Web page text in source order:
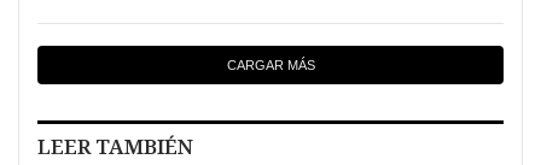
CARGAR MÁS
LEER TAMBIÉN